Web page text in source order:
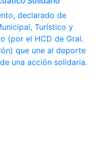
declarado de
Turístico y
(por el HCD de Gral.
que une al deporte
una acción solidaria.